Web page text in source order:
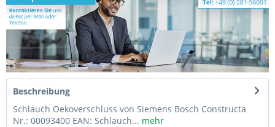
Beschreibung
Schlauch Oekoverschluss von Siemens Bosch Constructa
Nr.: 00093400 EAN: Schlauch... mehr